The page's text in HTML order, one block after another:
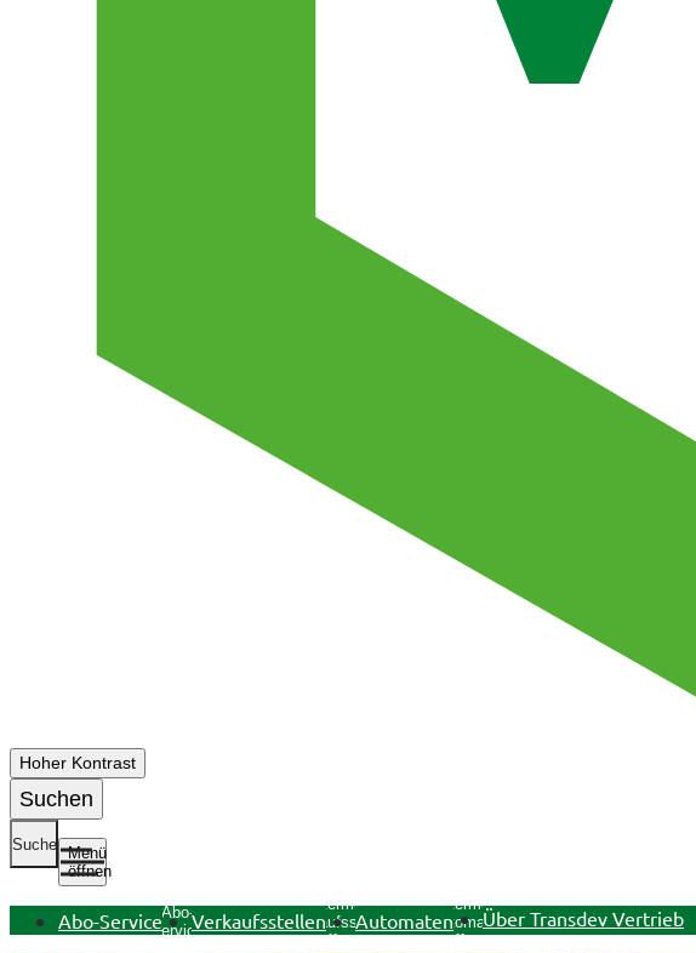
Hoher Kontrast
Suchen
Suche
Menü
öffnen
Abo-ServiceAbo-
ServiceVerkaufsstellen
Untermenü
Verkaufsstellen
öffnen
Automaten
Untermenü
Automaten
öffnen
Über Transdev Vertrieb